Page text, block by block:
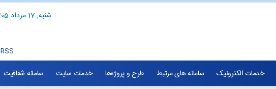
شنبه, 17 مرداد 1405
RSS
خدمات الکترونیک سامانه های مرتبط طرح و پروژه‌ها خدمات سایت
سامانه شفافیت